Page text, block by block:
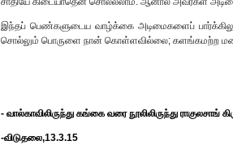
இந்தப் பெண்களுடைய வாழ்க்கை அடிமைகளைப்
சொல்லும் பொருளை நான் கொள்ளவில்லை; களங்கமற்ற
- வால்காவிலிருந்து கங்கை வரை நூலிலிருந்து
-விடுதலை,13.3.15